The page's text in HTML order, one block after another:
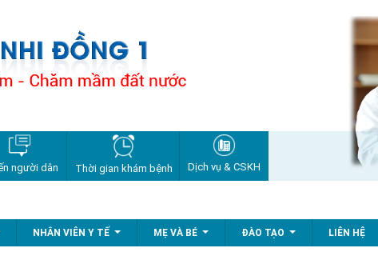
Thời gian khám bệnh
người dân Dịch vụ & CSKH
NHÂN VIÊN Y TẾ MẸ VÀ BÉ ĐÀO TẠO LIÊN HỆ